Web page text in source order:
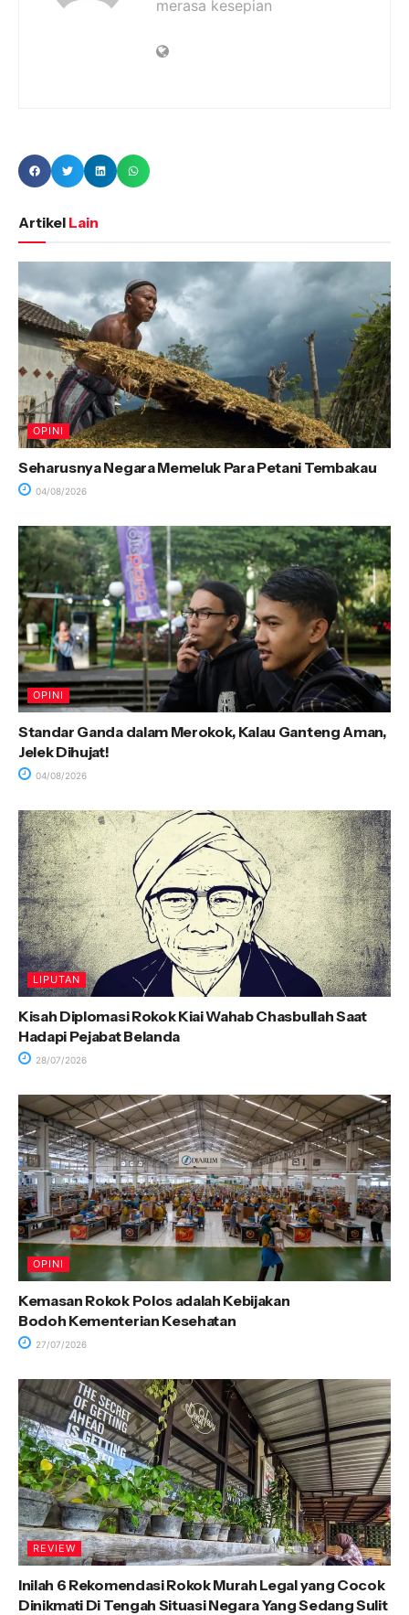
merasa kesepian
Artikel Lain
OPINI
Seharusnya Negara Memeluk Para Petani Tembakau
04/08/2026
OPINI
Standar Ganda dalam Merokok, Kalau Ganteng Aman,
Jelek Dihujat!
04/08/2026
LIPUTAN
Kisah Diplomasi Rokok Kiai Wahab Chasbullah Saat
Hadapi Pejabat Belanda
28/07/2026
OPINI
Kemasan Rokok Polos adalah Kebijakan
Bodoh Kementerian Kesehatan
27/07/2026
REVIEW
Inilah 6 Rekomendasi Rokok Murah Legal yang Cocok
Dinikmati Di Tengah Situasi Negara Yang Sedang Sulit